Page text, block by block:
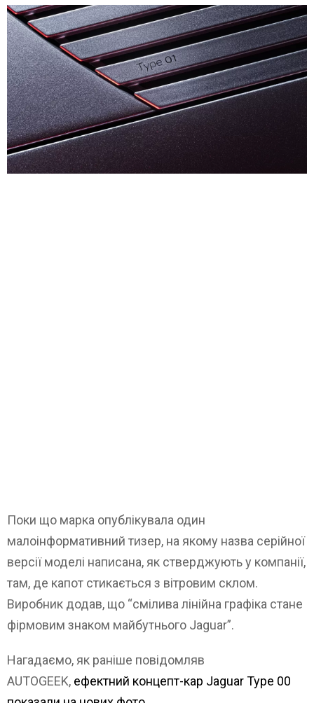
Поки що марка опублікувала один
малоінформативний тизер, на якому назва серійної
версії моделі написана, як стверджують у компанії,
там, де капот стикається з вітровим склом.
Виробник додав, що “смілива лінійна графіка стане
фірмовим знаком майбутнього Jaguar”.
Нагадаємо, як раніше повідомляв
AUTOGEEK, ефектний концепт-кар Jaguar Type 00